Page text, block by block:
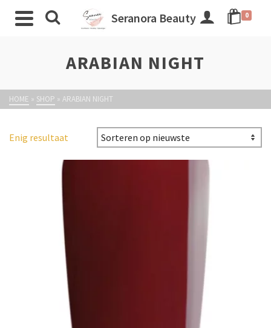
Seranora Beauty 0
ARABIAN NIGHT
HOME » SHOP » ARABIAN NIGHT
Enig resultaat